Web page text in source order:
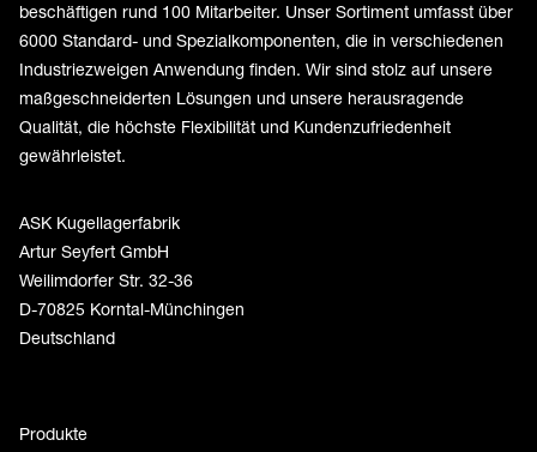
beschäftigen rund 100 Mitarbeiter. Unser Sortiment umfasst über
6000 Standard- und Spezialkomponenten, die in verschiedenen
Industriezweigen Anwendung finden. Wir sind stolz auf unsere
maßgeschneiderten Lösungen und unsere herausragende
Qualität, die höchste Flexibilität und Kundenzufriedenheit
gewährleistet.
ASK Kugellagerfabrik
Artur Seyfert GmbH
Weilimdorfer Str. 32-36
D-70825 Korntal-Münchingen
Deutschland
Produkte